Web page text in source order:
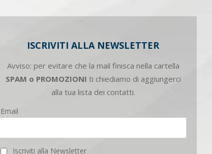
ISCRIVITI ALLA NEWSLETTER
Avviso: per evitare che la mail finisca nella cartella
SPAM o PROMOZIONI ti chiediamo di aggiungerci
alla tua lista dei contatti.
Email
Iscriviti alla Newsletter